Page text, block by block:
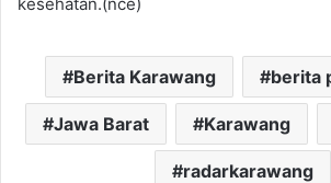
Berita Karawang berita
Jawa Barat Karawang
radarkarawang